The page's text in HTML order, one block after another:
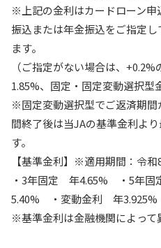
※上記の金利はカードローン
振込または年金振込をご指定
ます。
（ご指定がない場合は、
1.85%、固定・固定変動選択型
※固定変動選択型でご返済期
間終了後は当JAの基準金利よ
す。
【基準金利】※適用期間：令
・3年固定 年4.65% ・5年
5.40% ・変動金利 年3.925%
※基準金利は金融機関によって